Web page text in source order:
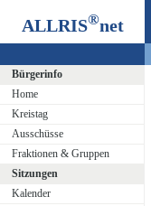
ALLRIS®net
Bürgerinfo
Home
Kreistag
Ausschüsse
Fraktionen & Gruppen
Sitzungen
Kalender